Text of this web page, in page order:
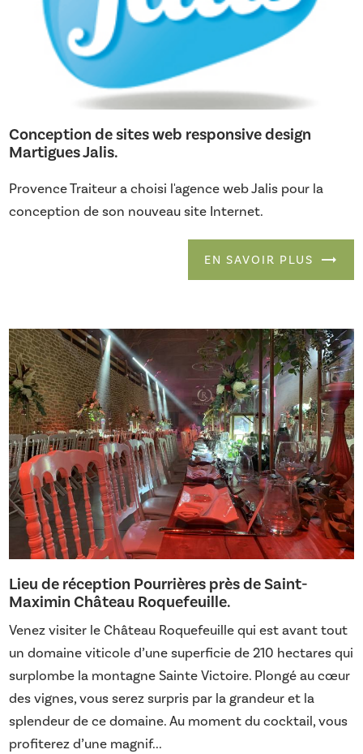
Conception de sites web responsive design
Martigues Jalis.
Provence Traiteur a choisi l'agence web Jalis pour la
conception de son nouveau site Internet.
EN SAVOIR PLUS
Lieu de réception Pourrières près de Saint-
Maximin Château Roquefeuille.
Venez visiter le Château Roquefeuille qui est avant tout
un domaine viticole d’une superficie de 210 hectares qui
surplombe la montagne Sainte Victoire. Plongé au cœur
des vignes, vous serez surpris par la grandeur et la
splendeur de ce domaine. Au moment du cocktail, vous
profiterez d’une magnif...